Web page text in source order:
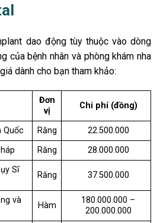
dao động tùy thuộc vào dòng
của bệnh nhân và phòng khám nha
dành cho bạn tham khảo:
Đơn
vị
Chi phí (đồng)
Quốc Răng
22.500.000
Răng
28.000.000
Sĩ
Răng 37.500.000
và
Hàm
180.000.000 –
200.000.000